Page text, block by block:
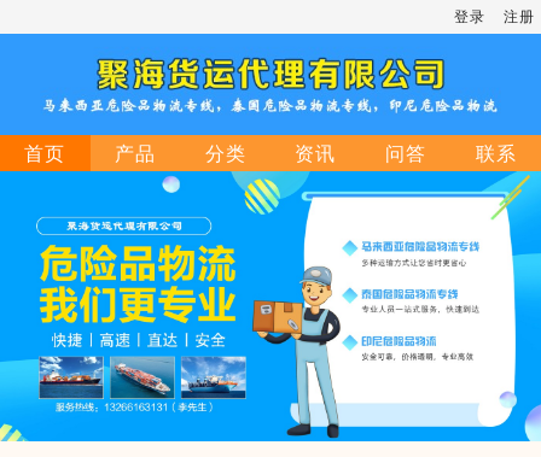
登录 注册
首页 产品 分类 资讯 问答 联系